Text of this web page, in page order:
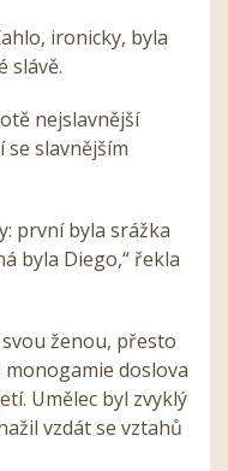
ironicky, byla
slávě.
nejslavnější
se slavnějším
první byla srážka
byla Diego,“ řekla
ženou, přesto
doslova
Umělec byl zvyklý
vzdát se vztahů